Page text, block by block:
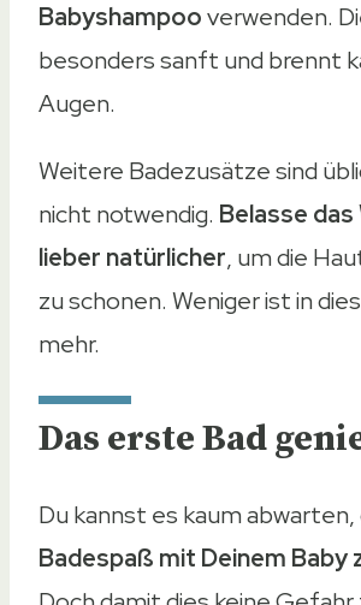
Babyshampooverwenden.
besonders sanft und brennt
Augen.
Weitere Badezusätze sind
nicht notwendig. Belasse das
lieber natürlicher, um die
zu schonen. Weniger ist in
mehr.
Das erste Bad
Du kannst es kaum abwarten,
Badespaß mit Deinem Baby